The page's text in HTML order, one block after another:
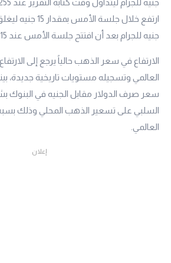
جنيه للجرام بعد أن افتتح جلسة الأمس عند 4215 جنيه للجرام.
الارتفاع في سعر الذهب حالياً يرجع إلى
العالمي وتسجيله مستويات تاريخية جديدة،
سعر صرف الدولار مقابل الجنيه في البنوك
السلبي على تسعير الذهب المحلي وذلك
العالمي.
إعلان